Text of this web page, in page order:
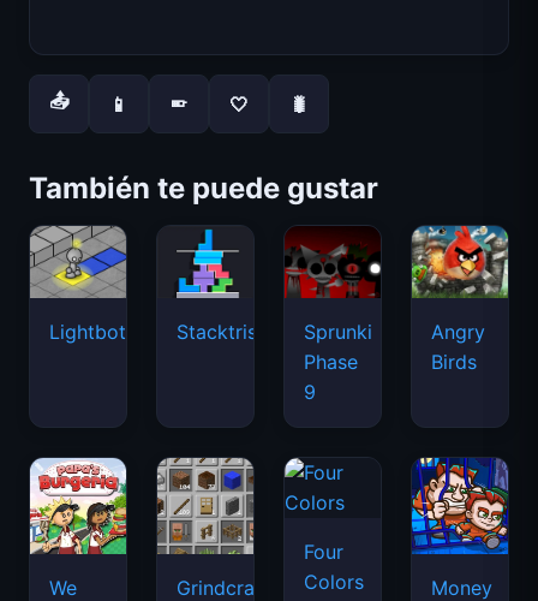
📤 📱 📱 🤍 🐛
También te puede gustar
Lightbot Stacktris
Sprunki
Phase
9
Angry
Birds
We
Grindcraft
Four
Colors
Money